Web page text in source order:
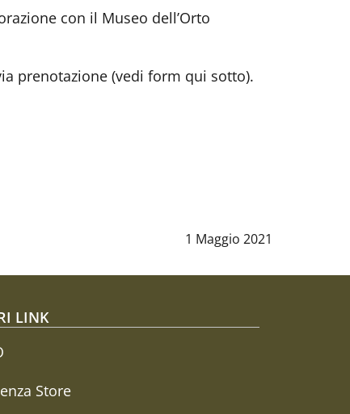
con il Museo dell’Orto
prenotazione (vedi form qui sotto).
Data notizia:
1 Maggio 2021
LINK
Store